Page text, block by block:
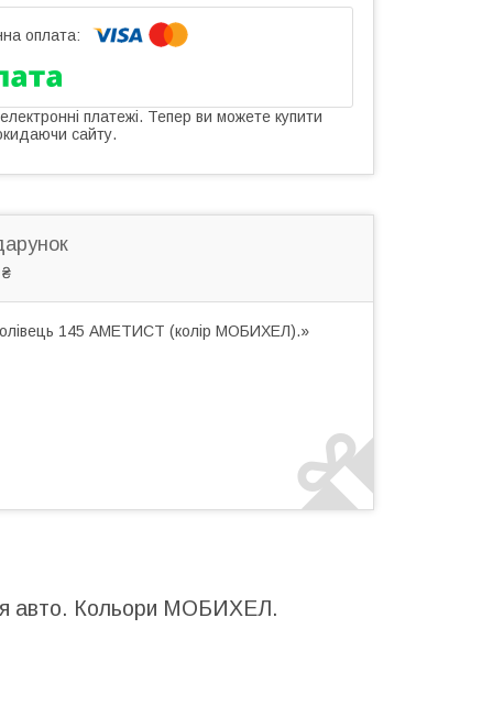
платежі. Тепер ви можете купити
сайту.
олівець 145 АМЕТИСТ (колір МОБИХЕЛ).»
авто. Кольори МОБИХЕЛ.